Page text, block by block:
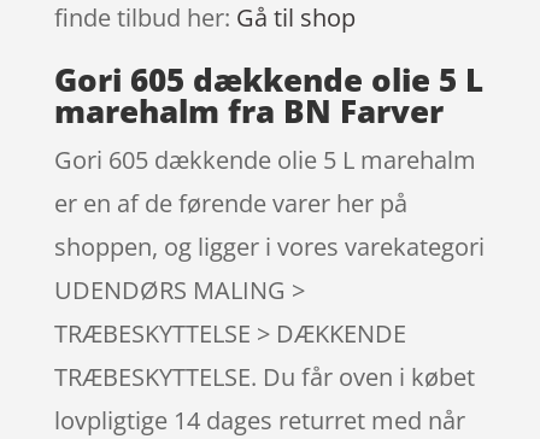
finde tilbud her: Gå til shop
Gori 605 dækkende olie 5 L
marehalm fra BN Farver
Gori 605 dækkende olie 5 L marehalm
er en af de førende varer her på
shoppen, og ligger i vores varekategori
UDENDØRS MALING >
TRÆBESKYTTELSE > DÆKKENDE
TRÆBESKYTTELSE. Du får oven i købet
lovpligtige 14 dages returret med når